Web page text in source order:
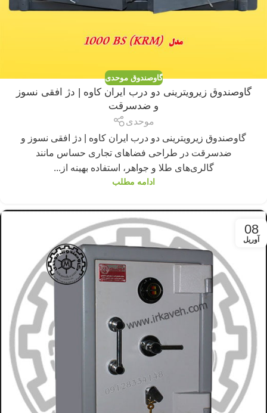
گاوصندوق موحدی
گاوصندوق زیرویترینی دو درب ایران کاوه | دژ افقی نسوز
و ضدسرقت
موحدی
گاوصندوق زیرویترینی دو درب ایران کاوه | دژ افقی نسوز و
ضدسرقت در طراحی فضاهای تجاری حساس مانند
گالری‌های طلا و جواهر، استفاده بهینه از...
ادامه مطلب
08
آوریل